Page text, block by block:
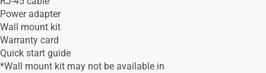
Power adapter
Wall mount kit
Warranty card
Quick start guide
*Wall mount kit may not be available in